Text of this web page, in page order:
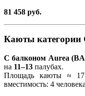
81 458 руб.
Каюты категории
С балконом Aurea
на 11–13 палубах.
Площадь каюты ≈
вместимость: 4